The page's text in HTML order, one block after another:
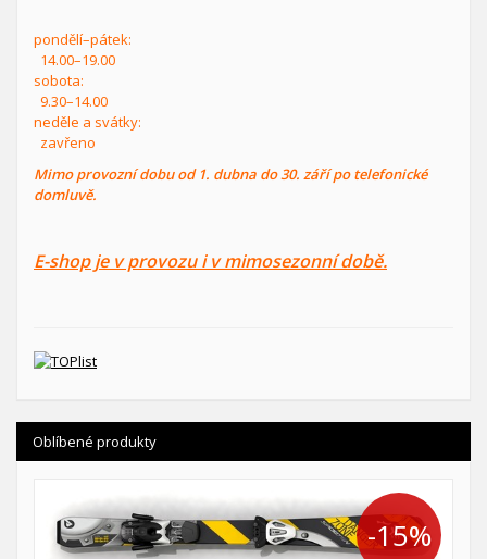
pondělí–pátek:
14.00–19.00
sobota:
9.30–14.00
neděle a svátky:
zavřeno
Mimo provozní dobu od 1. dubna do 30. září po telefonické
domluvě.
E-shop je v provozu i v mimosezonní době.
Oblíbené produkty
-15%